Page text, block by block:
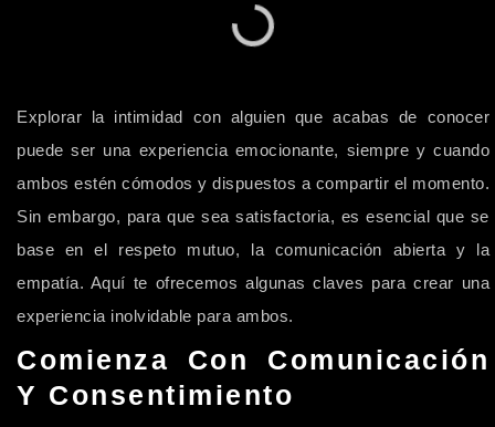
Explorar la intimidad con alguien que acabas de conocer
puede ser una experiencia emocionante, siempre y cuando
ambos estén cómodos y dispuestos a compartir el momento.
Sin embargo, para que sea satisfactoria, es esencial que se
base en el respeto mutuo, la comunicación abierta y la
empatía. Aquí te ofrecemos algunas claves para crear una
experiencia inolvidable para ambos.
Comienza Con Comunicación
Y Consentimiento